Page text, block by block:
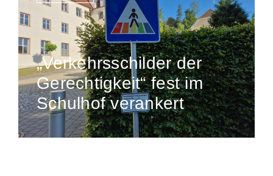
„Verkehrsschilder der
Gerechtigkeit“ fest im
Schulhof verankert